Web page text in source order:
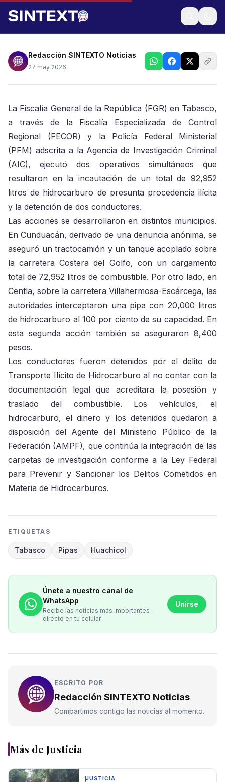
FGR reportó la detención de conductores de dos
pipas que transportaban el material
Redacción SINTEXTO Noticias
27 may 2026
La Fiscalía General de la República (FGR) en Tabasco,
a través de la Fiscalía Especializada de Control
Regional (FECOR) y la Policía Federal Ministerial
(PFM) adscrita a la Agencia de Investigación Criminal
(AIC), ejecutó dos operativos simultáneos que
resultaron en la incautación de un total de 92,952
litros de hidrocarburo de presunta procedencia ilícita
y la detención de dos conductores.
Las acciones se desarrollaron en distintos municipios.
En Cunduacán, derivado de una denuncia anónima, se
aseguró un tractocamión y un tanque acoplado sobre
la carretera Costera del Golfo, con un cargamento
total de 72,952 litros de combustible. Por otro lado, en
Centla, sobre la carretera Villahermosa-Escárcega, las
autoridades interceptaron una pipa con 20,000 litros
de hidrocarburo al 100 por ciento de su capacidad. En
esta segunda acción también se aseguraron 8,400
pesos.
Los conductores fueron detenidos por el delito de
Transporte Ilícito de Hidrocarburo al no contar con la
documentación legal que acreditara la posesión y
traslado del combustible. Los vehículos, el
hidrocarburo, el dinero y los detenidos quedaron a
disposición del Agente del Ministerio Público de la
Federación (AMPF), que continúa la integración de las
carpetas de investigación conforme a la Ley Federal
para Prevenir y Sancionar los Delitos Cometidos en
Materia de Hidrocarburos.
ETIQUETAS
Tabasco Pipas Huachicol
Únete a nuestro canal de
WhatsApp
Recibe las noticias más importantes
directo en tu celular
Unirse
ESCRITO POR
Redacción SINTEXTO Noticias
Compartimos contigo las noticias al momento.
Más de Justicia
JUSTICIA